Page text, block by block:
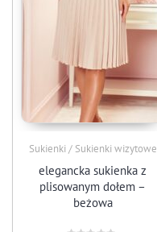
Sukienki / Sukienki wizytowe
elegancka sukienka z
plisowanym dołem –
beżowa